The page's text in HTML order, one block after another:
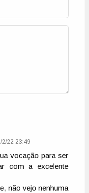
2/22 23:49
vocação para ser
com a excelente
não vejo nenhuma